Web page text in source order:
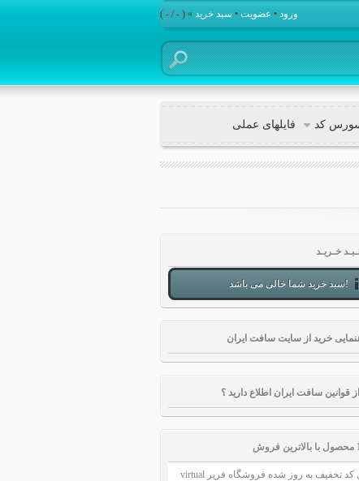
ورود • عضویت • سبد خرید » (
- / -
)
کد فایلهای عملی
خـریـد
سبد خرید شما خالی می باشد!
خرید از سایت سافت ایران
از قوانین سافت ایران اطلاع دارید ؟
ماژول کد تخفیف به روز شده فروشگاه فریر virtual